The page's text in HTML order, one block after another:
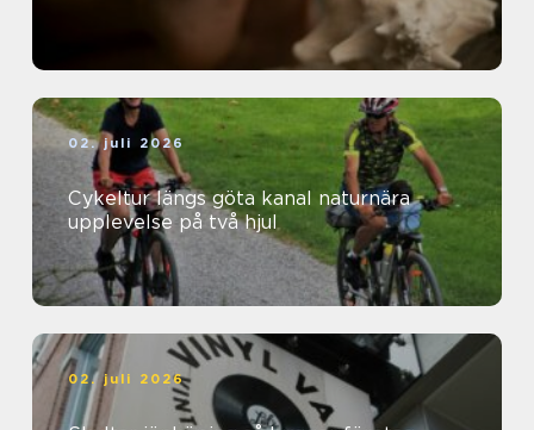
02. juli 2026
Cykeltur längs göta kanal naturnära
upplevelse på två hjul
02. juli 2026